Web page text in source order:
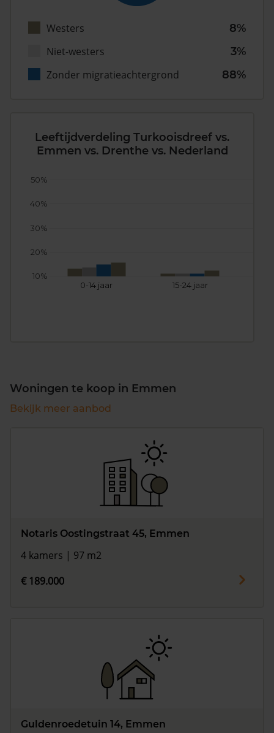
Westers
8%
Niet-westers
3%
Zonder migratieachtergrond
88%
Leeftijdverdeling Turkooisdreef vs.
Emmen vs. Drenthe vs. Nederland
0-14 jaar 15-24 jaar
10%
20%
30%
40%
50%
Woningen te koop in Emmen
Bekijk meer aanbod
Notaris Oostingstraat 45, Emmen
4 kamers | 97 m2
€ 189.000
Guldenroedetuin 14, Emmen